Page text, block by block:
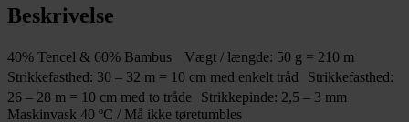
-
Soft
antal
Beskrivelse
40% Tencel & 60% Bambus Vægt / længde: 50 g = 210 m
Strikkefasthed: 30 – 32 m = 10 cm med enkelt tråd Strikkefasthed:
26 – 28 m = 10 cm med to tråde Strikkepinde: 2,5 – 3 mm
Maskinvask 40 ºC / Må ikke tøretumbles